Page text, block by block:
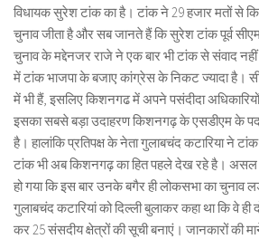
विधायक सुरेश टांक का है। टांक ने 29 हजार मतों से
चुनाव जीता है और सब जानते हैं कि सुरेश टांक पूर्व
चुनाव के मद्देनजर राजे ने एक बार भी टांक से संवाद नहीं
में टांक भाजपा के बजाए कांग्रेस के निकट ज्यादा है।
में भी हैं, इसलिए किशनगढ में अपने पसंदीदा
इसका सबसे बड़ा उदाहरण किशनगढ़ के एसडीएम के पद
है। हालांकि प्रतिपक्ष के नेता गुलाबचंद कटारिया ने
टांक भी अब किशनगढ़ का हित पहले देख रहे है। असल
हो गया कि इस बार उनके बगैर ही लोकसभा का चुनाव
गुलाबचंद कटारियां को दिल्ली बुलाकर कहा था कि वे ही
कर 25 संसदीय क्षेत्रों की सूची बनाएं। जानकारों की